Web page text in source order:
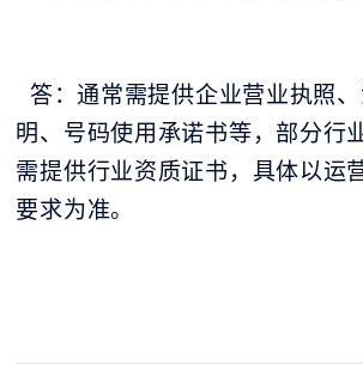
答：通常需提供企业营业执照
明、号码使用承诺书等，部分行
需提供行业资质证书，具体以运
要求为准。